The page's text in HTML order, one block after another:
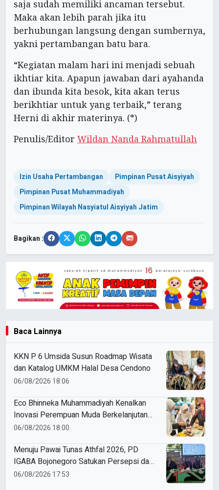
saja sudah memiliki ancaman tersebut.
Maka akan lebih parah jika itu
berhubungan langsung dengan sumbernya,
yakni pertambangan batu bara.
“Kegiatan malam hari ini menjadi sebuah
ikhtiar kita. Apapun jawaban dari ayahanda
dan ibunda kita besok, kita akan terus
berikhtiar untuk yang terbaik,” terang
Herni di akhir materinya. (*)
Penulis/Editor Wildan Nanda Rahmatullah
Izin Usaha Pertambangan
Pimpinan Pusat Aisyiyah
Pimpinan Pusat Muhammadiyah
Pimpinan Wilayah Nasyiatul Aisyiyah Jatim
Bagikan :
Baca Lainnya
KKN P 6 Umsida Susun Roadmap Wisata
dan Katalog UMKM Halal Desa Cendono
06/08/2026 18:06
Eco Bhinneka Muhammadiyah Kenalkan
Inovasi Perempuan Muda Berkelanjutan
di Muktamar Nasyiatul Aisyiyah
06/08/2026 18:00
Menuju Pawai Tunas Athfal 2026, PD
IGABA Bojonegoro Satukan Persepsi dan
Utamakan Keselamatan Anak
06/08/2026 17:53